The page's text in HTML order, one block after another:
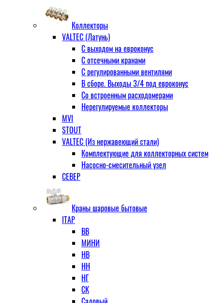
Коллекторы
VALTEC (Латунь)
С выходом на евроконус
С отсечными кранами
С регулированными вентилями
В сборе. Выходы 3/4 под евроконус
Со встроенным расходомерами
Нерегулируемые коллекторы
MVI
STOUT
VALTEC (Из нержавеющий стали)
Комплектующие для коллекторных систем
Насосно-смесительный узел
СЕВЕР
Краны шаровые бытовые
ITAP
ВВ
МИНИ
НВ
НН
НГ
СК